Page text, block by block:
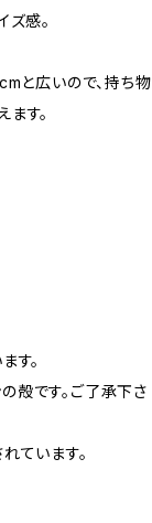
ズ感。
と広いので、持ち物
す。
す。
殻です。ご了承下さ
ています。